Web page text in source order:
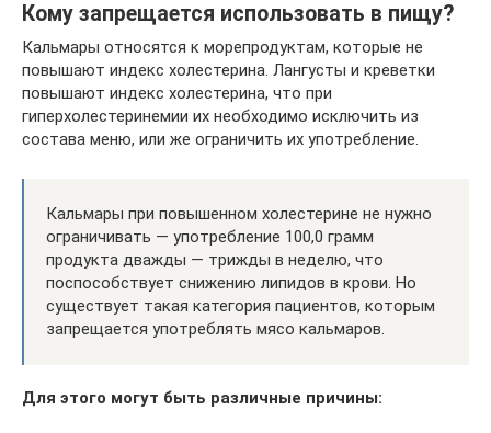
Кому запрещается использовать в пищу?
Кальмары относятся к морепродуктам, которые не
повышают индекс холестерина. Лангусты и креветки
повышают индекс холестерина, что при
гиперхолестеринемии их необходимо исключить из
состава меню, или же ограничить их употребление.
Кальмары при повышенном холестерине не нужно
ограничивать — употребление 100,0 грамм
продукта дважды — трижды в неделю, что
поспособствует снижению липидов в крови. Но
существует такая категория пациентов, которым
запрещается употреблять мясо кальмаров.
Для этого могут быть различные причины: